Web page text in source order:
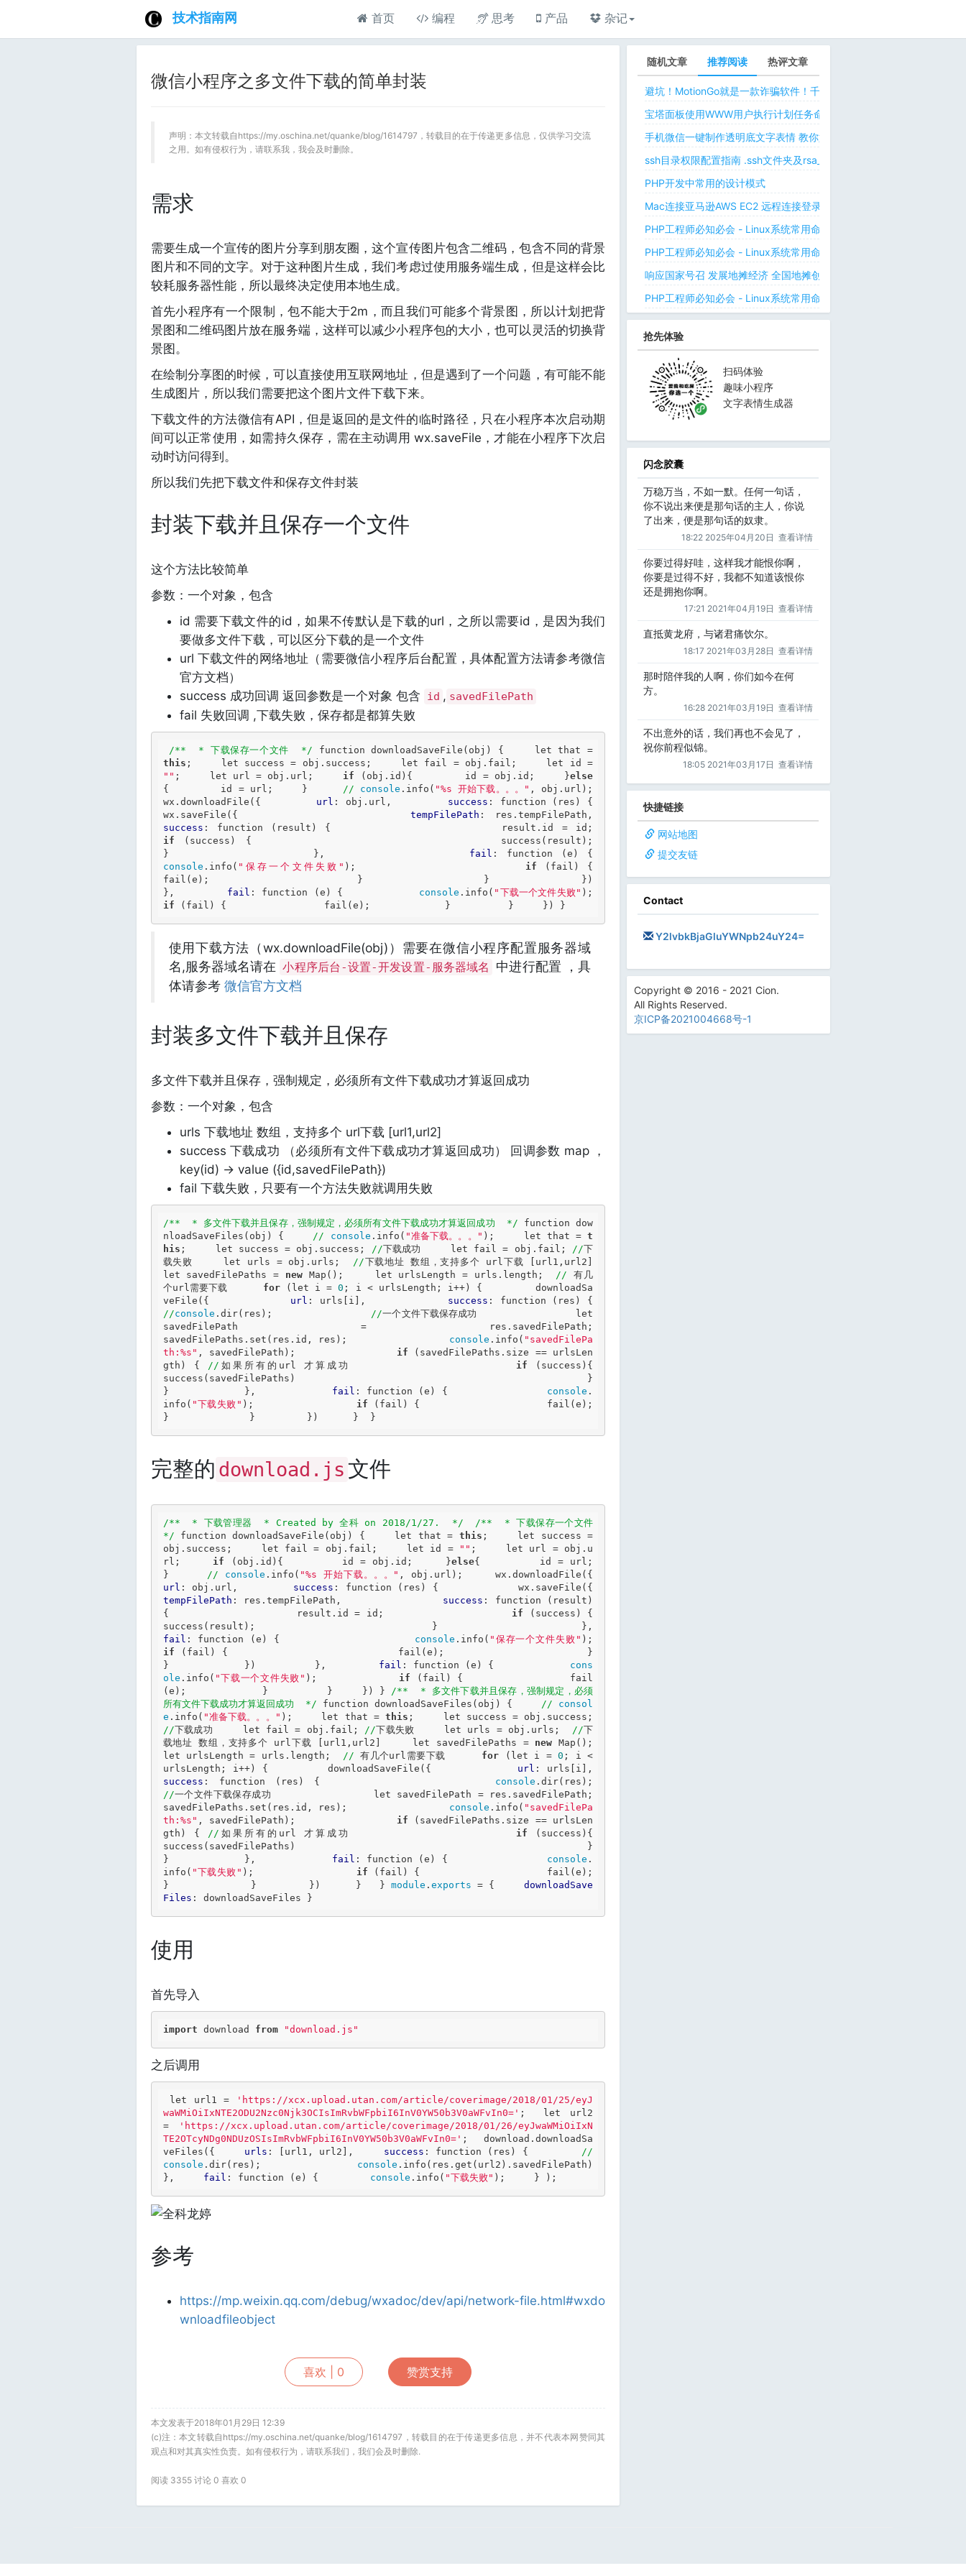
技术指南网 首页 编程 思考 产品 杂记
微信小程序之多文件下载的简单封装
声明：本文转载自https://my.oschina.net/quanke/blog/1614797，转载目的在于传递更多信息，仅供学习交流
之用。如有侵权行为，请联系我，我会及时删除。
需求
需要生成一个宣传的图片分享到朋友圈，这个宣传图片包含二维码，包含不同的背景
图片和不同的文字。对于这种图片生成，我们考虑过使用服务端生成，但是这样会比
较耗服务器性能，所以最终决定使用本地生成。
首先小程序有一个限制，包不能大于2m，而且我们可能多个背景图，所以计划把背
景图和二维码图片放在服务端，这样可以减少小程序包的大小，也可以灵活的切换背
景图。
在绘制分享图的时候，可以直接使用互联网地址，但是遇到了一个问题，有可能不能
生成图片，所以我们需要把这个图片文件下载下来。
下载文件的方法微信有API，但是返回的是文件的临时路径，只在小程序本次启动期
间可以正常使用，如需持久保存，需在主动调用 wx.saveFile，才能在小程序下次启
动时访问得到。
所以我们先把下载文件和保存文件封装
封装下载并且保存一个文件
这个方法比较简单
参数：一个对象，包含
id 需要下载文件的id，如果不传默认是下载的url，之所以需要id，是因为我们
要做多文件下载，可以区分下载的是一个文件
url 下载文件的网络地址（需要微信小程序后台配置，具体配置方法请参考微信
官方文档）
success 成功回调 返回参数是一个对象 包含
id , savedFilePath
fail 失败回调 ,下载失败，保存都是都算失败
/**  * 下载保存一个文件  */ function downloadSaveFile(obj) { let
this ; let success = obj.success; let fail = obj.fail; let
"" ; let url = obj.url; if (obj.id){         id = obj.id;     }else
{         id = url;     } // console .info( "%s 开始下载。。。" , obj.url);
wx.downloadFile({ url : obj.url, success : function (res) {
wx.saveFile({ tempFilePath
: res.tempFilePath,
success : function
(result) {                     result.id = id;
if (success) {                         success(result);
}                 }, fail : function
(e) {
console .info( "保存一个文件失败" ); if (fail) {
fail(e);                     }                 }             })
}, fail : function (e) { console .info( "下载一个文件失败"
if (fail) {                 fail(e);             }          }     }) }
使用下载方法（wx.downloadFile(obj)）需要在微信小程序配置服务器域
名,服务器域名请在 小程序后台-设置-开发设置-服务器域名
中进行配置 ，具
体请参考 微信官方文档
封装多文件下载并且保存
多文件下载并且保存，强制规定，必须所有文件下载成功才算返回成功
参数：一个对象，包含
urls 下载地址 数组，支持多个 url下载 [url1,url2]
success 下载成功 （必须所有文件下载成功才算返回成功） 回调参数 map ，
key(id) -> value ({id,savedFilePath})
fail 下载失败，只要有一个方法失败就调用失败
/**  * 多文件下载并且保存，强制规定，必须所有文件下载成功才算返回成功  */ function dow
nloadSaveFiles(obj) { // console .info( "准备下载。。。" ); let that = t
his ; let success = obj.success; //下载成功 let fail = obj.fail; //下
载失败
let urls = obj.urls; //
let savedFilePaths = new Map(); let urlsLength = urls.length; // 有几
个url需要下载 for ( let i = 0 ; i < urlsLength; i++) {         downloadSa
veFile({ url : urls[i], success : function
//console .dir(res); //一个文件下载保存成功
let
savedFilePath = res.savedFilePath;
savedFilePaths.set(res.id, res); console .info( "savedFilePa
th:%s" , savedFilePath); if (savedFilePaths.size == urlsLen
gth) { // 如果所有的url 才算成功 if (success){
success(savedFilePaths)                     }
}             }, fail : function (e) { console .
info( "下载失败" ); if (fail) {                     fail(e);
}              }         })      }  }
完整的 download.js文件
/**  * 下载管理器  * Created by 全科 on 2018/1/27.  */
/**  * 下载保存一个文件
*/
function downloadSaveFile(obj) { let that = this ; let success =
obj.success;
let fail = obj.fail; let id = "" ; let url = obj.u
rl; if (obj.id){         id = obj.id;     }else{         id = url;
} // console .info( "%s 开始下载。。。"
url : obj.url, success : function
tempFilePath : res.tempFilePath, success : function (result)
{                     result.id = id; if (success) {
fail : function (e) { console .info( "保存一个文件失败"
if (fail) {                         fail(e);                     }
}             })          }, fail : function (e) { cons
ole .info( "下载一个文件失败" ); if (fail) {                 fail
(e);             }          }     }) } /**  * 多文件下载并且保存，强制规定，必须
所有文件下载成功才算返回成功  */
function downloadSaveFiles(obj) { //
consol
e .info( "准备下载。。。" ); let that = this ; let
//下载成功 let fail = obj.fail; //下载失败 let urls = obj.urls; //下
载地址 数组，支持多个 url下载 [url1,url2]
let savedFilePaths = new
let urlsLength = urls.length; // 有几个url需要下载 for ( let i = 0 ; i <
urlsLength; i++) {         downloadSaveFile({ url
success : function (res) { console
//一个文件下载保存成功 let savedFilePath = res.savedFilePath;
savedFilePaths.set(res.id, res); console .info( "savedFilePa
th:%s" , savedFilePath); if (savedFilePaths.size == urlsLen
gth) { // 如果所有的url 才算成功 if (success){
success(savedFilePaths)                     }
}             }, fail : function (e) { console .
info( "下载失败" ); if (fail) {                     fail(e);
}              }         })      }   } module . exports = { downloadSave
Files : downloadSaveFiles }
使用
首先导入
import download from "download.js"
之后调用
let url1 =
'https://xcx.upload.utan.com/article/coverimage/2018/01/25/eyJ
waWMiOiIxNTE2ODU2Nzc0Njk3OCIsImRvbWFpbiI6InV0YW50b3V0aWFvIn0=' ; let url2
=
'https://xcx.upload.utan.com/article/coverimage/2018/01/26/eyJwaWMiOiIxN
TE2OTcyNDg0NDUzOSIsImRvbWFpbiI6InV0YW50b3V0aWFvIn0=' ;  download.downloadSa
veFiles({ urls : [url1, url2], success : function (res) { //
console .dir(res); console .info(res.get(url2).savedFilePath)
}, fail : function (e) { console .info( "下载失败" );     } );
参考
https://mp.weixin.qq.com/debug/wxadoc/dev/api/network-file.html#wxdo
wnloadfileobject
喜欢 | 0 赞赏支持
本文发表于2018年01月29日 12:39
(c)注：本文转载自https://my.oschina.net/quanke/blog/1614797，转载目的在于传递更多信息，并不代表本网赞同其
观点和对其真实性负责。如有侵权行为，请联系我们，我们会及时删除.
阅读 3355 讨论 0 喜欢 0
随机文章 推荐阅读 热评文章
避坑！MotionGo就是一款诈骗软件！千万不要用ChatPPT，浪费时间！
宝塔面板使用WWW用户执行计划任务命令 解决laravel日志权限问题 宝
手机微信一键制作透明底文字表情 教你如何让微信表情包背景为透明
ssh目录权限配置指南 .ssh文件夹及rsa_id.pub等文件正确权限规则
PHP开发中常用的设计模式
Mac连接亚马逊AWS EC2 远程连接登录不上去 有pem私钥文件依然要
PHP工程师必知必会 - Linux系统常用命令 - Linux中的网络管理命令（
PHP工程师必知必会 - Linux系统常用命令 - Linux中的网络管理命令（
响应国家号召 发展地摊经济 全国地摊创业经验微信交流群
PHP工程师必知必会 - Linux系统常用命令 - Linux 用户和用户组管理
抢先体验
扫码体验
趣味小程序
文字表情生成器
闪念胶囊
万稳万当，不如一默。任何一句话，
你不说出来便是那句话的主人，你说
了出来，便是那句话的奴隶。
18:22 2025年04月20日 查看详情
你要过得好哇，这样我才能恨你啊，
你要是过得不好，我都不知道该恨你
还是拥抱你啊。
17:21 2021年04月19日 查看详情
直抵黄龙府，与诸君痛饮尔。
18:17 2021年03月28日 查看详情
那时陪伴我的人啊，你们如今在何
方。
16:28 2021年03月19日 查看详情
不出意外的话，我们再也不会见了，
祝你前程似锦。
18:05 2021年03月17日 查看详情
快捷链接
网站地图
提交友链
Contact
Y2lvbkBjaGluYWNpb24uY24=
Copyright © 2016 - 2021 Cion.
All Rights Reserved.
京ICP备2021004668号-1